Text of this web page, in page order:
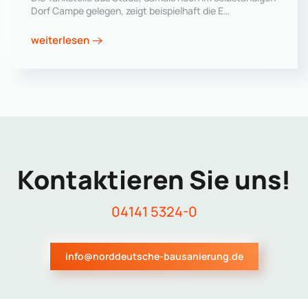
Dorf Campe gelegen, zeigt beispielhaft die E…
weiterlesen
Kontaktieren Sie uns!
04141 5324-0
info@norddeutsche-bausanierung.de